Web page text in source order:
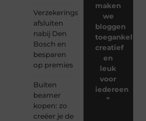
Verzekeringspakket
afsluiten
nabij Den
Bosch en
besparen
op premies
Buiten
beamer
kopen: zo
creëer je de
maken
we
bloggen
toegankelijk,
creatief
en
leuk
voor
iedereen
❞